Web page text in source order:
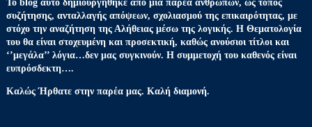
Το blog αυτό δημιουργήθηκε από μια παρέα ανθρώπων, ως τόπος
συζήτησης, ανταλλαγής απόψεων, σχολιασμού της επικαιρότητας, με
στόχο την αναζήτηση της Αλήθειας μέσω της λογικής. Η Θεματολογία
του θα είναι στοχευμένη και προσεκτική, καθώς ανούσιοι τίτλοι και
‘’μεγάλα’’ λόγια…δεν μας συγκινούν. Η συμμετοχή του καθενός είναι
ευπρόσδεκτη….
Καλώς Ήρθατε στην παρέα μας. Καλή διαμονή.